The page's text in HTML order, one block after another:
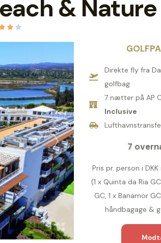
& Nature
 
Direkte fly fra
golfbag
7 nætter på AP
Inclusive
7
Pris pr. person i
(1 x Quinta da Ria
GC, 1 x Banamor
håndbagage &